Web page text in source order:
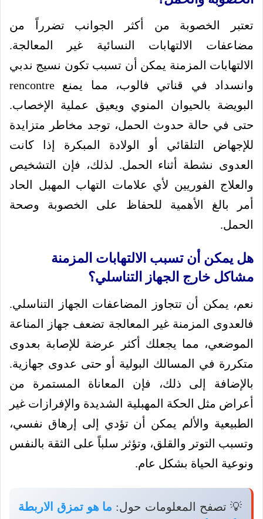
تعتبر الخصوبة من أكثر الجوانب تضرراً من
مضاعفات الالتهابات النسائية غير المعالجة.
الالتهابات المزمنة يمكن أن تسبب تكون نسيج ندبي
وانسداد في قناتي فالوب، مما يمنع rencontre
البويضة بالحيوان المنوي ويعيق عملية الإخصاب.
حتى في حالة حدوث الحمل، توجد مخاطر متزايدة
للإجهاض التلقائي أو الولادة المبكرة إذا كانت
العدوى نشطة أثناء الحمل. لذلك، فإن التشخيص
والعلاج الفوريين لأي علامات التهاب المهبل الحاد
أمر بالغ الأهمية للحفاظ على الخصوبة وصحة
الحمل.
هل يمكن أن تسبب الالتهابات المزمنة
مشاكل خارج الجهاز التناسلي؟
نعم، يمكن أن تتجاوز المضاعفات الجهاز التناسلي.
فالعدوى المزمنة غير المعالجة تضعف جهاز المناعة
الموضعي، مما يجعلك أكثر عرضة للإصابة بعدوى
متكررة في المسالك البولية أو حتى عدوى جهازية.
بالإضافة إلى ذلك، فإن المعاناة المستمرة من
أعراض مثل الحكة المهبلية الشديدة والإفرازات غير
الطبيعية والألم يمكن أن تؤدي إلى إرهاق نفسي،
وتسبب التوتر والقلق، وتؤثر سلباً على الثقة بالنفس
ونوعية الحياة بشكل عام.
💡 تصفح المعلومات حول: ما هو تمزق الاربطة